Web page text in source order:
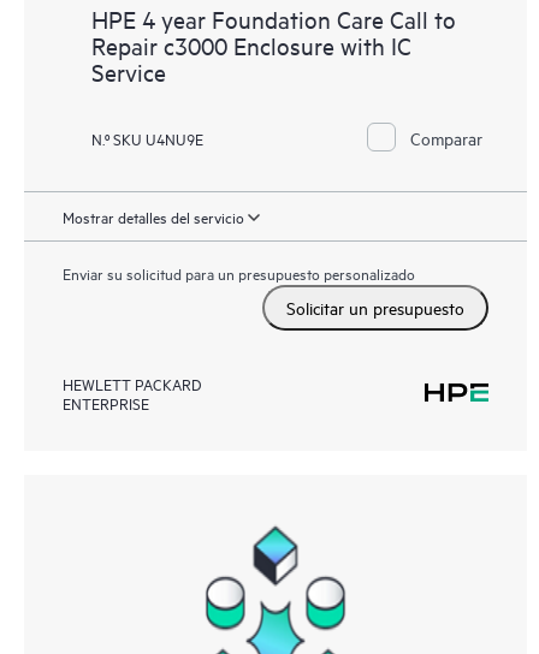
HPE 4 year Foundation Care Call to
Repair c3000 Enclosure with IC
Service
N.º SKU U4NU9E Comparar
Mostrar detalles del servicio
Enviar su solicitud para un presupuesto personalizado
Solicitar un presupuesto
HEWLETT PACKARD
ENTERPRISE